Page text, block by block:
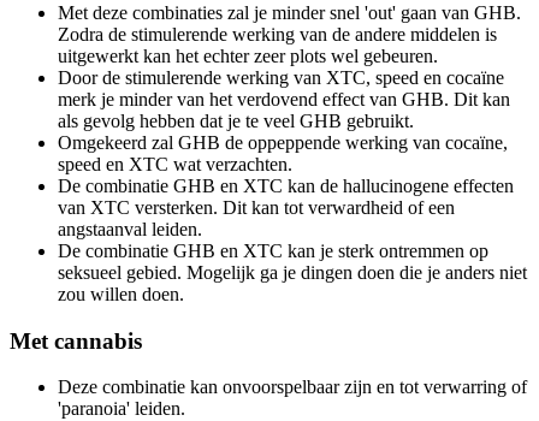
Met deze combinaties zal je minder snel 'out' gaan van GHB.
Zodra de stimulerende werking van de andere middelen is
uitgewerkt kan het echter zeer plots wel gebeuren.
Door de stimulerende werking van XTC, speed en cocaïne
merk je minder van het verdovend effect van GHB. Dit kan
als gevolg hebben dat je te veel GHB gebruikt.
Omgekeerd zal GHB de oppeppende werking van cocaïne,
speed en XTC wat verzachten.
De combinatie GHB en XTC kan de hallucinogene effecten
van XTC versterken. Dit kan tot verwardheid of een
angstaanval leiden.
De combinatie GHB en XTC kan je sterk ontremmen op
seksueel gebied. Mogelijk ga je dingen doen die je anders niet
zou willen doen.
Met cannabis
Deze combinatie kan onvoorspelbaar zijn en tot verwarring of
'paranoia' leiden.